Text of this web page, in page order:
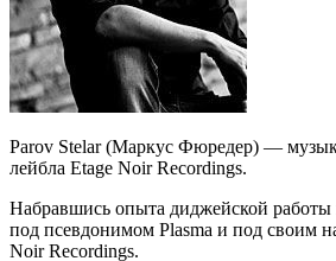
Parov Stelar (Маркус Фюредер) —
лейбла Etage Noir Recordings.
Набравшись опыта диджейской работы
под псевдонимом Plasma и под своим
Noir Recordings.